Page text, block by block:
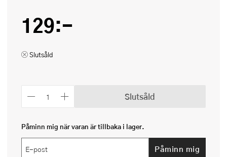
129:-
Slutsåld
Slutsåld
Påminn mig när varan är tillbaka i lager.
Påminn mig